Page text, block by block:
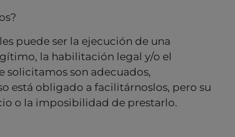
puede ser la ejecución de una
la habilitación legal y/o el
solicitamos son adecuados,
está obligado a facilitárnoslos, pero su
o la imposibilidad de prestarlo.